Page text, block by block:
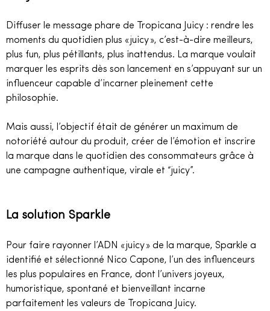
Diffuser le message phare de Tropicana Juicy : rendre les
moments du quotidien plus « juicy », c’est-à-dire meilleurs,
plus fun, plus pétillants, plus inattendus. La marque voulait
marquer les esprits dès son lancement en s’appuyant sur un
influenceur capable d’incarner pleinement cette
philosophie.
Mais aussi, l’objectif était de générer un maximum de
notoriété autour du produit, créer de l’émotion et inscrire
la marque dans le quotidien des consommateurs grâce à
une campagne authentique, virale et “juicy”.
La solution Sparkle
Pour faire rayonner l’ADN « juicy » de la marque, Sparkle a
identifié et sélectionné Nico Capone, l’un des influenceurs
les plus populaires en France, dont l’univers joyeux,
humoristique, spontané et bienveillant incarne
parfaitement les valeurs de Tropicana Juicy.